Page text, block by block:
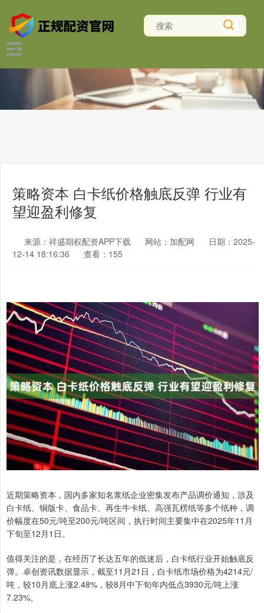
策略资本 白卡纸价格触底反弹 行业有
望迎盈利修复
来源：祥盛期权配资APP下载 网站：加配网
日期：2025-
12-14 18:16:36
查看：155
近期策略资本，国内多家知名浆纸企业密集发布产品调价通知，涉及
白卡纸、铜版卡、食品卡、再生牛卡纸、高强瓦楞纸等多个纸种，调
价幅度在50元/吨至200元/吨区间，执行时间主要集中在2025年11月
下旬至12月1日。
值得关注的是，在经历了长达五年的低迷后，白卡纸行业开始触底反
弹。卓创资讯数据显示，截至11月21日，白卡纸市场价格为4214元/
吨，较10月底上涨2.48%，较8月中下旬年内低点3930元/吨上涨
7.23%。